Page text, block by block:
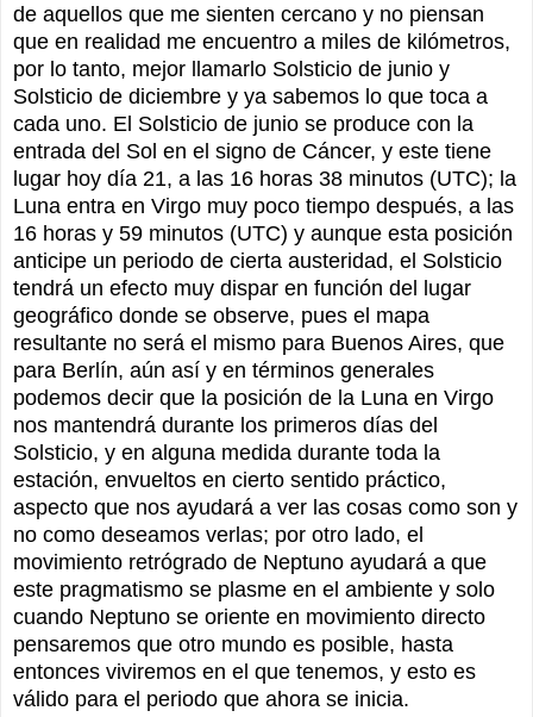
de aquellos que me sienten cercano y no piensan
que en realidad me encuentro a miles de kilómetros,
por lo tanto, mejor llamarlo Solsticio de junio y
Solsticio de diciembre y ya sabemos lo que toca a
cada uno. El Solsticio de junio se produce con la
entrada del Sol en el signo de Cáncer, y este tiene
lugar hoy día 21, a las 16 horas 38 minutos (UTC); la
Luna entra en Virgo muy poco tiempo después, a las
16 horas y 59 minutos (UTC) y aunque esta posición
anticipe un periodo de cierta austeridad, el Solsticio
tendrá un efecto muy dispar en función del lugar
geográfico donde se observe, pues el mapa
resultante no será el mismo para Buenos Aires, que
para Berlín, aún así y en términos generales
podemos decir que la posición de la Luna en Virgo
nos mantendrá durante los primeros días del
Solsticio, y en alguna medida durante toda la
estación, envueltos en cierto sentido práctico,
aspecto que nos ayudará a ver las cosas como son y
no como deseamos verlas; por otro lado, el
movimiento retrógrado de Neptuno ayudará a que
este pragmatismo se plasme en el ambiente y solo
cuando Neptuno se oriente en movimiento directo
pensaremos que otro mundo es posible, hasta
entonces viviremos en el que tenemos, y esto es
válido para el periodo que ahora se inicia.